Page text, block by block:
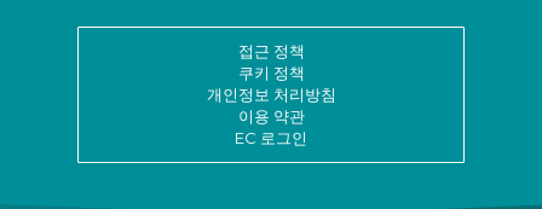
접근 정책
쿠키 정책
개인정보 처리방침
이용 약관
EC 로그인